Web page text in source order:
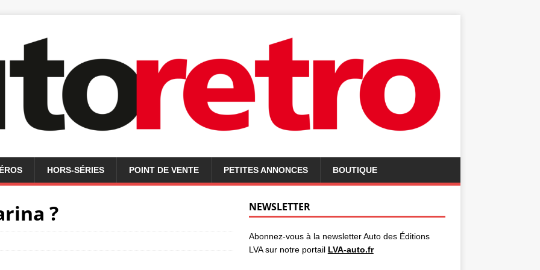
HORS-SÉRIES POINT DE VENTE PETITES ANNONCES BOUTIQUE
? NEWSLETTER
Abonnez-vous à la newsletter Auto des Éditions
LVA sur notre portail LVA-auto.fr